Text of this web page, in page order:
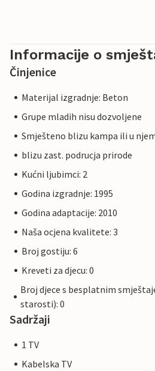
Informacije o
Činjenice
Materijal izgradnje: Beton
Grupe mladih nisu dozvoljene
Smješteno blizu kampa ili u
blizu zast. podrucja prirode
Kućni ljubimci: 2
Godina izgradnje: 1995
Godina adaptacije: 2010
Naša ocjena kvalitete: 3
Broj gostiju: 6
Kreveti za djecu: 0
Broj djece s besplatnim
starosti): 0
Sadržaji
1 TV
Kabelska TV